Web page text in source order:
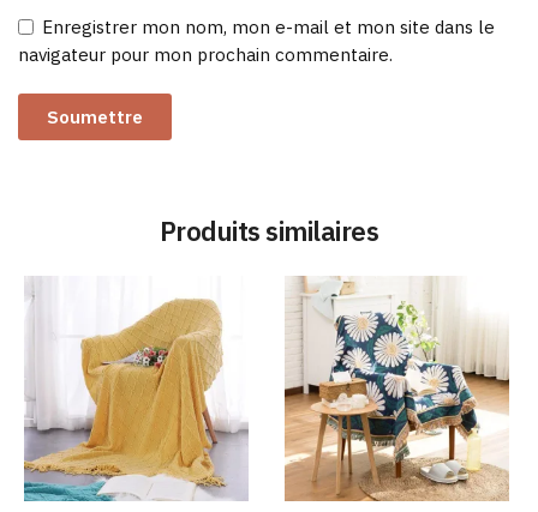
Enregistrer mon nom, mon e-mail et mon site dans le
navigateur pour mon prochain commentaire.
Produits similaires